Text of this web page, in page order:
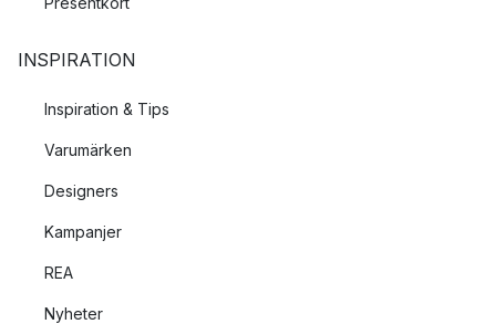
INSPIRATION
Inspiration & Tips
Varumärken
Designers
Kampanjer
REA
Nyheter